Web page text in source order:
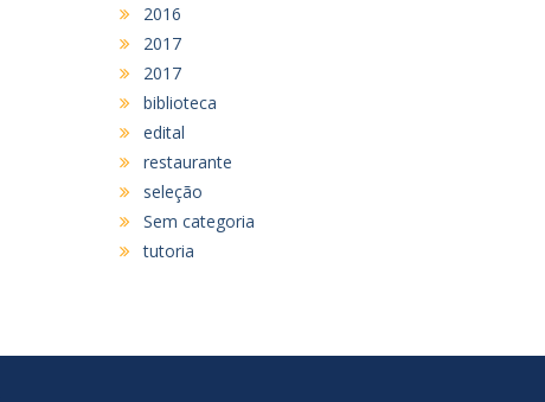
2016
2017
2017
biblioteca
edital
restaurante
seleção
Sem categoria
tutoria